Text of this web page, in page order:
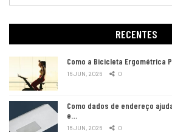
RECENTES
Como a Bicicleta Ergométrica
16 JUN, 2026 0
Como dados de endereço
e…
16 JUN, 2026 0